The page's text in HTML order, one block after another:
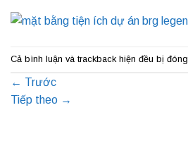
Cả bình luận và trackback hiện đều bị đóng.
← Trước
Tiếp theo →